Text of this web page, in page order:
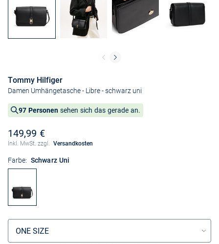
Tommy Hilfiger
Damen Umhängetasche - Libre- schwarz uni
97 Personen sehen sich das gerade an.
149,99 €
Inkl. MwSt. zzgl. Versandkosten
Farbe: Schwarz Uni
Größenauswahl
ONE SIZE